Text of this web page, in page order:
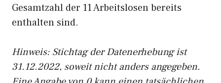
Gesamtzahl der 11 Arbeitslosen bereits
enthalten sind.
Hinweis: Stichtag der Datenerhebung ist
31.12.2022, soweit nicht anders angegeben.